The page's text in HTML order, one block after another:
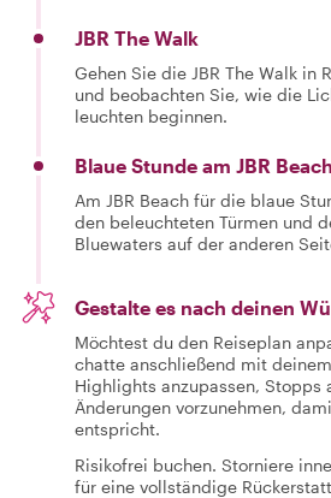
JBR The Walk
Gehen Sie die JBR The Walk in
und beobachten Sie, wie die
leuchten beginnen.
Blaue Stunde am JBR Beach
Am JBR Beach für die blaue
den beleuchteten Türmen und
Bluewaters auf der anderen
Gestalte es nach deinen
Möchtest du den Reiseplan
chatte anschließend mit
Highlights anzupassen, Stopps
Änderungen vorzunehmen,
entspricht.
Risikofrei buchen. Storniere
für eine vollständige